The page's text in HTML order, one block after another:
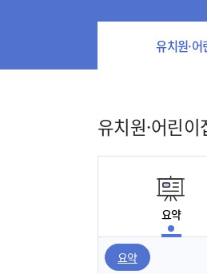
유치원·
유치원·어린이
요약
요약